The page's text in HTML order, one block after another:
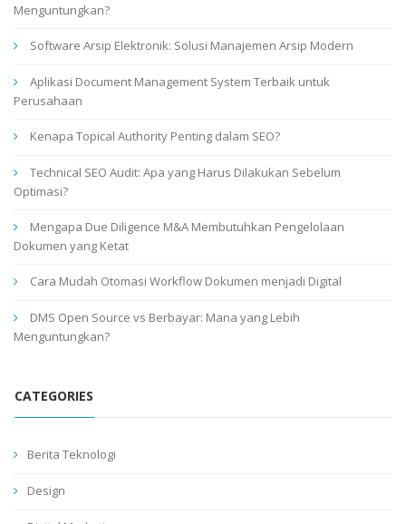
Menguntungkan?
Software Arsip Elektronik: Solusi Manajemen Arsip Modern
Aplikasi Document Management System Terbaik untuk
Perusahaan
Kenapa Topical Authority Penting dalam SEO?
Technical SEO Audit: Apa yang Harus Dilakukan Sebelum
Optimasi?
Mengapa Due Diligence M&A Membutuhkan Pengelolaan
Dokumen yang Ketat
Cara Mudah Otomasi Workflow Dokumen menjadi Digital
DMS Open Source vs Berbayar: Mana yang Lebih
Menguntungkan?
CATEGORIES
Berita Teknologi
Design